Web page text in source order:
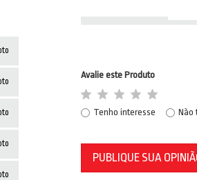
Avalie este Produto
Tenho interesse Não
PUBLIQUE SUA